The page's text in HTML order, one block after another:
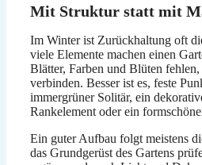
Mit Struktur statt mit
Im Winter ist Zurückhaltung oft
viele Elemente machen einen
Blätter, Farben und Blüten fehlen,
verbinden. Besser ist es, feste
immergrüner Solitär, ein
Rankelement oder ein
Ein guter Aufbau folgt meistens
das Grundgerüst des Gartens